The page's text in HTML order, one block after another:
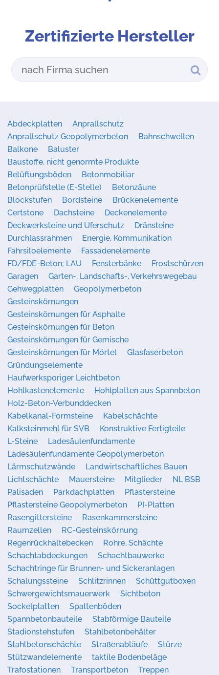
Zertifizierte Hersteller
Abdeckplatten
Anprallschutz
Anprallschutz Geopolymerbeton
Bahnschwellen
Balkone
Baluster
Baustoffe, nicht genormte Produkte
Belüftungsböden
Betonmobiliar
Betonprüfstelle (E-Stelle)
Betonzäune
Blockstufen
Bordsteine
Brückenelemente
Certstone
Dachsteine
Deckenelemente
Deckwerksteine und Uferschutz
Dränsteine
Durchlassrahmen
Energie, Kommunikation
Fahrsiloelemente
Fassadenelemente
FD/FDE-Beton; LAU
Fensterbänke
Frostschürzen
Garagen
Garten-, Landschafts-, Verkehrswegebau
Gehwegplatten
Geopolymerbeton
Gesteinskörnungen
Gesteinskörnungen für Asphalte
Gesteinskörnungen für Beton
Gesteinskörnungen für Gemische
Gesteinskörnungen für Mörtel
Glasfaserbeton
Gründungselemente
Haufwerksporiger Leichtbeton
Hohlkastenelemente
Hohlplatten aus Spannbeton
Holz-Beton-Verbunddecken
Kabelkanal-Formsteine
Kabelschächte
Kalksteinmehl für SVB
Konstruktive Fertigteile
L-Steine
Ladesäulenfundamente
Ladesäulenfundamente Geopolymerbeton
Lärmschutzwände
Landwirtschaftliches Bauen
Lichtschächte
Mauersteine Mitglieder
NL BSB
Palisaden
Parkdachplatten
Pflastersteine
Pflastersteine Geopolymerbeton
PI-Platten
Rasengittersteine
Rasenkammersteine
Raumzellen
RC-Gesteinskörnung
Regenrückhaltebecken
Rohre, Schächte
Schachtabdeckungen
Schachtbauwerke
Schachtringe für Brunnen- und Sickeranlagen
Schalungssteine
Schlitzrinnen
Schüttgutboxen
Schwergewichtsmauerwerk
Sichtbeton
Sockelplatten
Spaltenböden
Spannbetonbauteile
Stabförmige Bauteile
Stadionstehstufen
Stahlbetonbehälter
Stahlbetonschächte
Straßenabläufe
Stürze
Stützwandelemente
taktile Bodenbeläge
Trafostationen
Transportbeton
Treppen